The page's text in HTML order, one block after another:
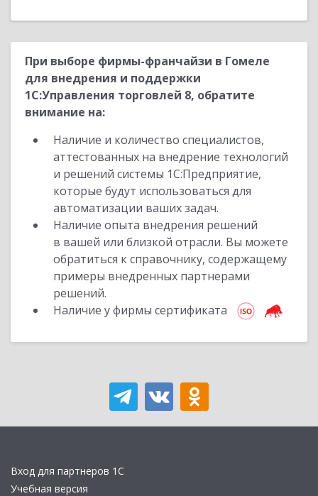
При выборе фирмы-франчайзи в Гомеле
для внедрения и поддержки
1С:Управления торговлей 8, обратите
внимание на:
Наличие и количество специалистов,
аттестованных на внедрение технологий
и решений системы 1С:Предприятие,
которые будут использоваться для
автоматизации ваших задач.
Наличие опыта внедрения решений
в вашей или близкой отрасли. Вы можете
обратиться к справочнику, содержащему
примеры внедренных партнерами
решений.
Наличие у фирмы сертификата
Вход для партнеров 1С
Учебная версия